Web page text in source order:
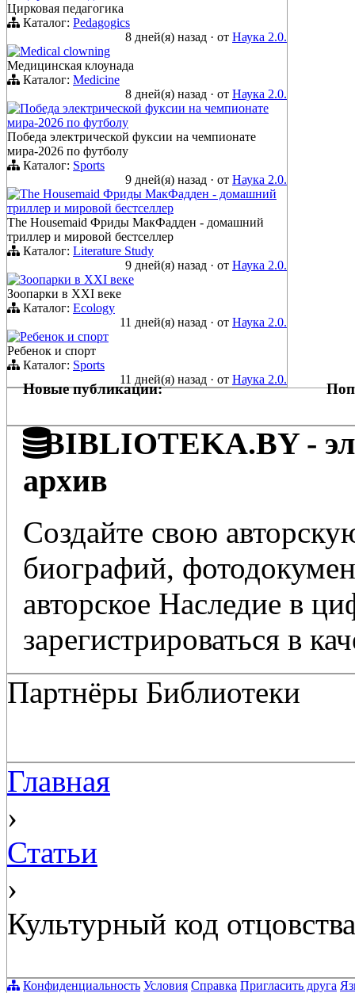
Цирковая педагогика
Каталог: Pedagogics
8 дней(я) назад · от Наука 2.0.
Medical clowning
Медицинская клоунада
Каталог: Medicine
8 дней(я) назад · от Наука 2.0.
Победа электрической фуксии на чемпионате
мира-2026 по футболу
Победа электрической фуксии на чемпионате
мира-2026 по футболу
Каталог: Sports
9 дней(я) назад · от Наука 2.0.
The Housemaid Фриды МакФадден - домашний
триллер и мировой бестселлер
The Housemaid Фриды МакФадден - домашний
триллер и мировой бестселлер
Каталог: Literature Study
9 дней(я) назад · от Наука 2.0.
Зоопарки в ХХI веке
Зоопарки в XXI веке
Каталог: Ecology
11 дней(я) назад · от Наука 2.0.
Ребенок и спорт
Ребенок и спорт
Каталог: Sports
11 дней(я) назад · от Наука 2.0.
Новые публикации:
BIBLIOTEKA.BY -
архив
Создайте свою
биографий,
авторское Наследие в
зарегистрироваться в
Партнёры Библиотеки
Главная
›
Статьи
›
Культурный код
Конфиденциальность Условия Справка Пригласить друга